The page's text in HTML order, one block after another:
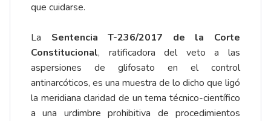
que cuidarse.
La Sentencia T-236/2017
de la Corte
Constitucional, ratificadora del veto a las
aspersiones de glifosato en el control
antinarcóticos, es una muestra de lo dicho que ligó
la meridiana claridad de un tema técnico-científico
a una urdimbre prohibitiva de procedimientos